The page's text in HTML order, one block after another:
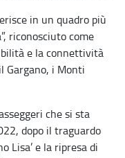
in un quadro più
riconosciuto come
e la connettività
Gargano, i Monti
che si sta
dopo il traguardo
Lisa’ e la ripresa di